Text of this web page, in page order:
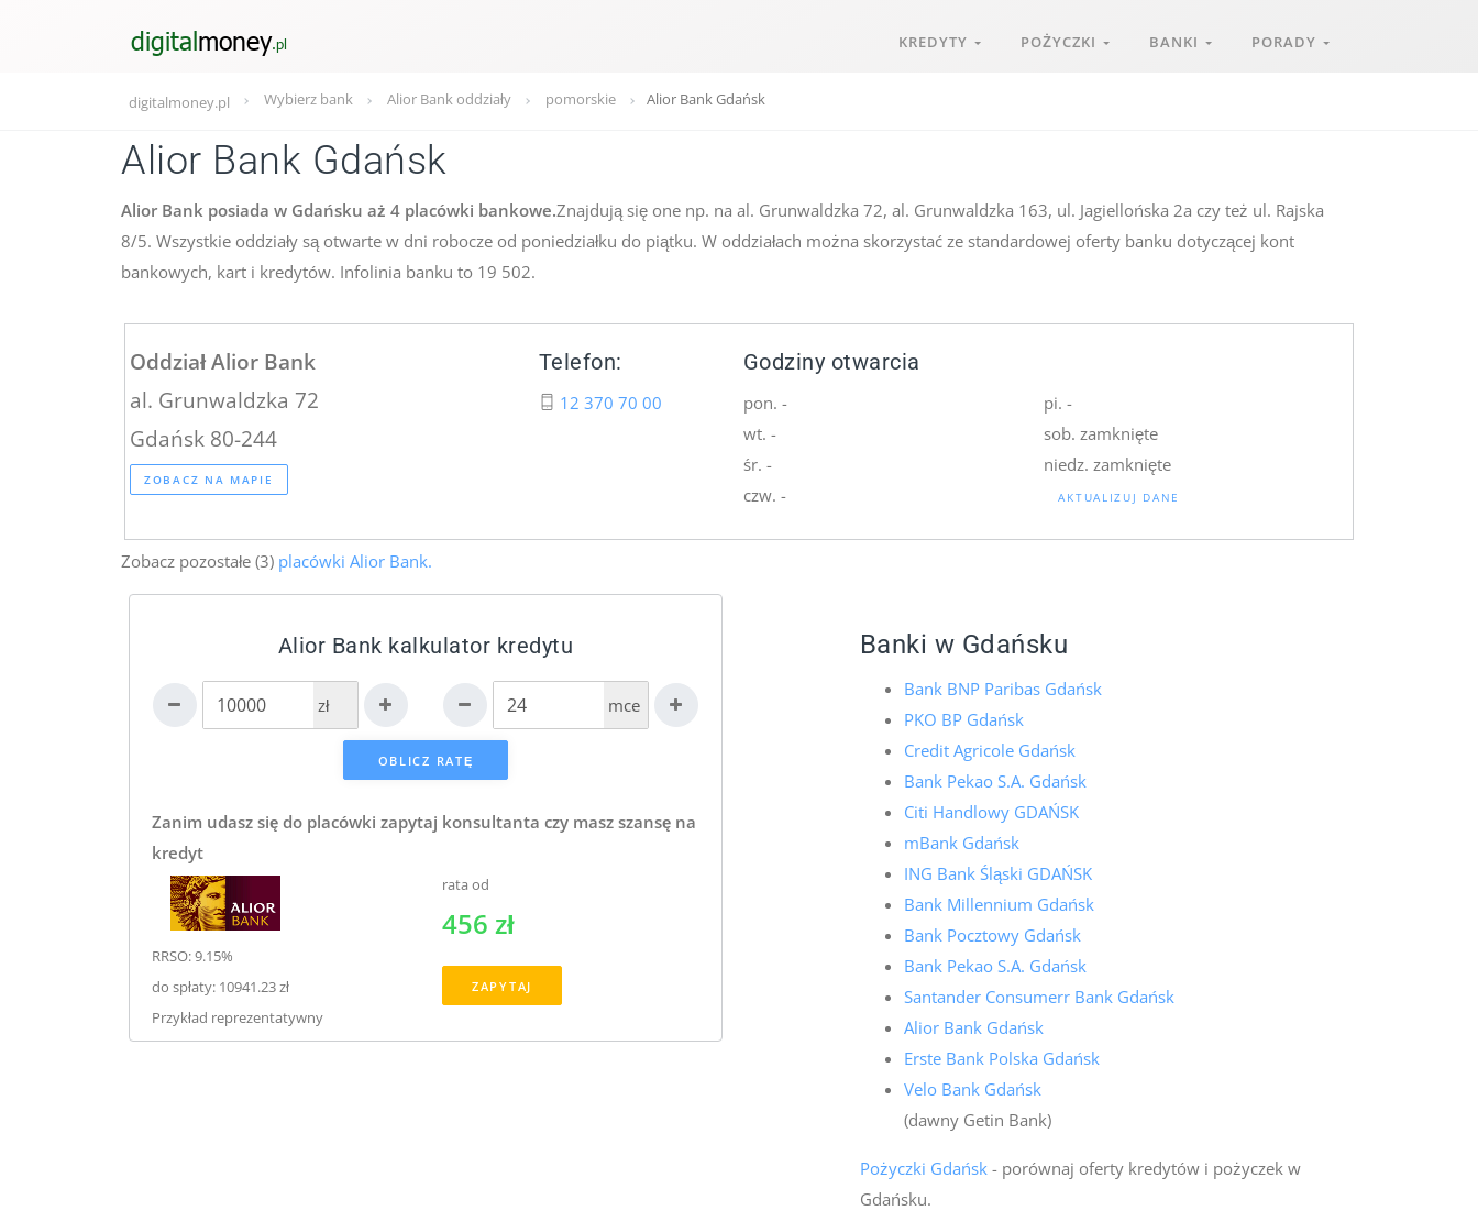
KREDYTY POŻYCZKI BANKI PORADY
digitalmoney.pl Wybierz bank Alior Bank oddziały pomorskie Alior Bank Gdańsk
Alior Bank Gdańsk
Alior Bank posiada w Gdańsku aż 4 placówki bankowe.Znajdują się one np. na al. Grunwaldzka 72, al. Grunwaldzka 163, ul. Jagiellońska 2a czy też ul. Rajska
8/5. Wszystkie oddziały są otwarte w dni robocze od poniedziałku do piątku. W oddziałach można skorzystać ze standardowej oferty banku dotyczącej kont
bankowych, kart i kredytów. Infolinia banku to 19 502.
Oddział Alior Bank
al. Grunwaldzka 72
Gdańsk 80-244
ZOBACZ NA MAPIE
Telefon:
12 370 70 00
Godziny otwarcia
pon. -
wt. -
śr. -
czw. -
pi. -
sob. zamknięte
niedz. zamknięte
AKTUALIZUJ DANE
Zobacz pozostałe (3) placówki Alior Bank.
Alior Bank kalkulator kredytu
zł mce
Zanim udasz się do placówki zapytaj konsultanta czy masz szansę na
kredyt
RRSO: 9.15%
do spłaty: 10941.23 zł
Przykład reprezentatywny
rata od
456 zł
ZAPYTAJ
Banki w Gdańsku
Bank BNP Paribas Gdańsk
PKO BP Gdańsk
Credit Agricole Gdańsk
Bank Pekao S.A. Gdańsk
Citi Handlowy GDAŃSK
mBank Gdańsk
ING Bank Śląski GDAŃSK
Bank Millennium Gdańsk
Bank Pocztowy Gdańsk
Bank Pekao S.A. Gdańsk
Santander Consumerr Bank Gdańsk
Alior Bank Gdańsk
Erste Bank Polska Gdańsk
Velo Bank Gdańsk
(dawny Getin Bank)
Pożyczki Gdańsk- porównaj oferty kredytów i pożyczek w
Gdańsku.